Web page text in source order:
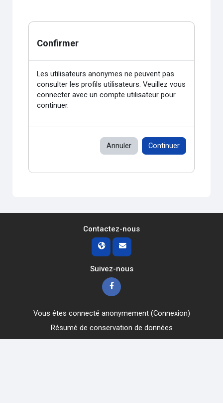
Confirmer
Les utilisateurs anonymes ne peuvent pas
consulter les profils utilisateurs. Veuillez vous
connecter avec un compte utilisateur pour
continuer.
Annuler Continuer
Contactez-nous
Suivez-nous
Vous êtes connecté anonymement (Connexion)
Résumé de conservation de données
Obtenir l’app mobile